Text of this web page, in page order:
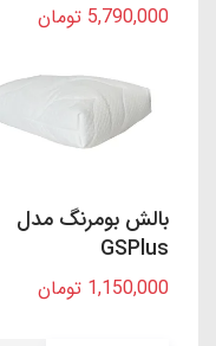
5,790,000 تومان
بالش بومرنگ مدل
GSPlus
1,150,000 تومان